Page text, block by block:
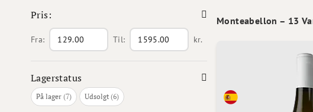
Pris:
Fra: Til: kr.
Lagerstatus
På lager 7
varer Udsolgt 6
varer
Monteabellon – 13